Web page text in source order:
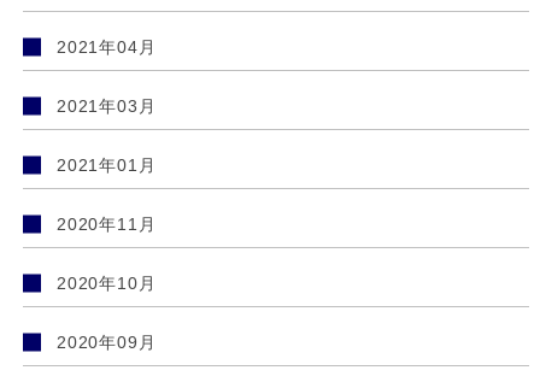
2021年04月
2021年03月
2021年01月
2020年11月
2020年10月
2020年09月